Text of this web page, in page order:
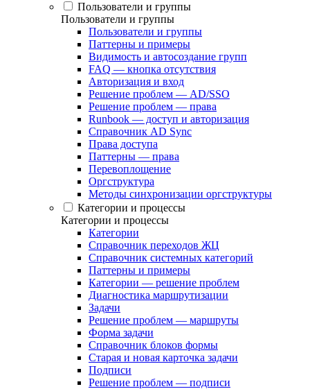
Пользователи и группы
Пользователи и группы
Пользователи и группы
Паттерны и примеры
Видимость и автосоздание групп
FAQ — кнопка отсутствия
Авторизация и вход
Решение проблем — AD/SSO
Решение проблем — права
Runbook — доступ и авторизация
Справочник AD Sync
Права доступа
Паттерны — права
Перевоплощение
Оргструктура
Методы синхронизации оргструктуры
Категории и процессы
Категории и процессы
Категории
Справочник переходов ЖЦ
Справочник системных категорий
Паттерны и примеры
Категории — решение проблем
Диагностика маршрутизации
Задачи
Решение проблем — маршруты
Форма задачи
Справочник блоков формы
Старая и новая карточка задачи
Подписи
Решение проблем — подписи